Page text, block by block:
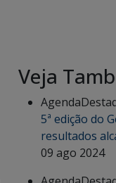
Veja
Agenda
5ª edição do
resultados
09 ago 2024